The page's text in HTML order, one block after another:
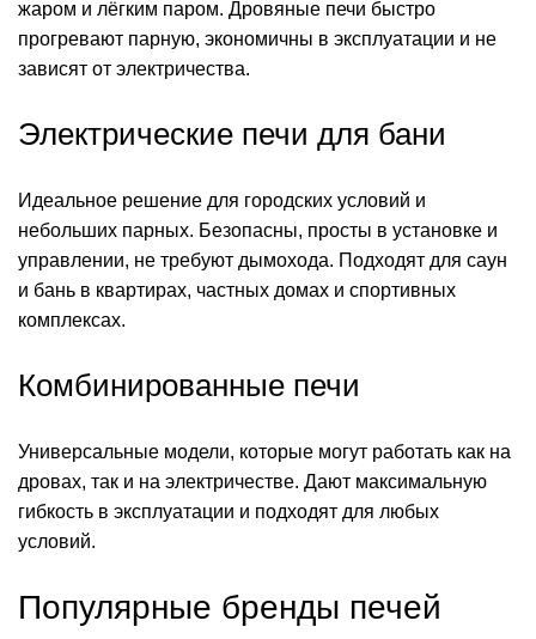
жаром и лёгким паром. Дровяные печи быстро
прогревают парную, экономичны в эксплуатации и не
зависят от электричества.
Электрические печи для бани
Идеальное решение для городских условий и
небольших парных. Безопасны, просты в установке и
управлении, не требуют дымохода. Подходят для саун
и бань в квартирах, частных домах и спортивных
комплексах.
Комбинированные печи
Универсальные модели, которые могут работать как на
дровах, так и на электричестве. Дают максимальную
гибкость в эксплуатации и подходят для любых
условий.
Популярные бренды печей